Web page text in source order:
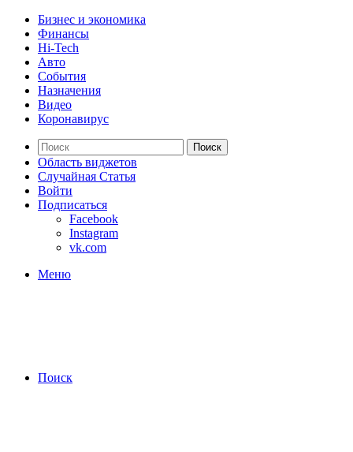
Бизнес и экономика
Финансы
Hi-Tech
Авто
События
Назначения
Видео
Коронавирус
Поиск
Область виджетов
Случайная Статья
Войти
Подписаться
Facebook
Instagram
vk.com
Меню
Поиск